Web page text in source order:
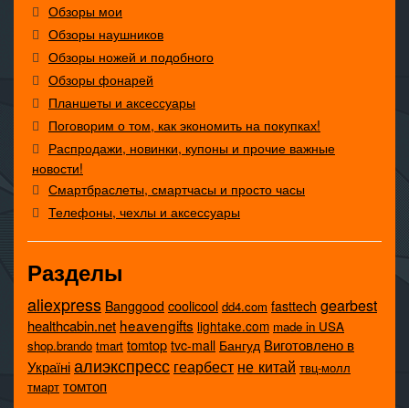
Обзоры мои
Обзоры наушников
Обзоры ножей и подобного
Обзоры фонарей
Планшеты и аксессуары
Поговорим о том, как экономить на покупках!
Распродажи, новинки, купоны и прочие важные
новости!
Смартбраслеты, смартчасы и просто часы
Телефоны, чехлы и аксессуары
Разделы
aliexpress Banggood coolicool dd4.com fasttech gearbest
healthcabin.net heavengifts lightake.com made in USA
shop.brando tmart tomtop tvc-mall Бангуд Виготовлено в
Україніалиэкспресс геарбест не китай твц-молл
тмарт томтоп